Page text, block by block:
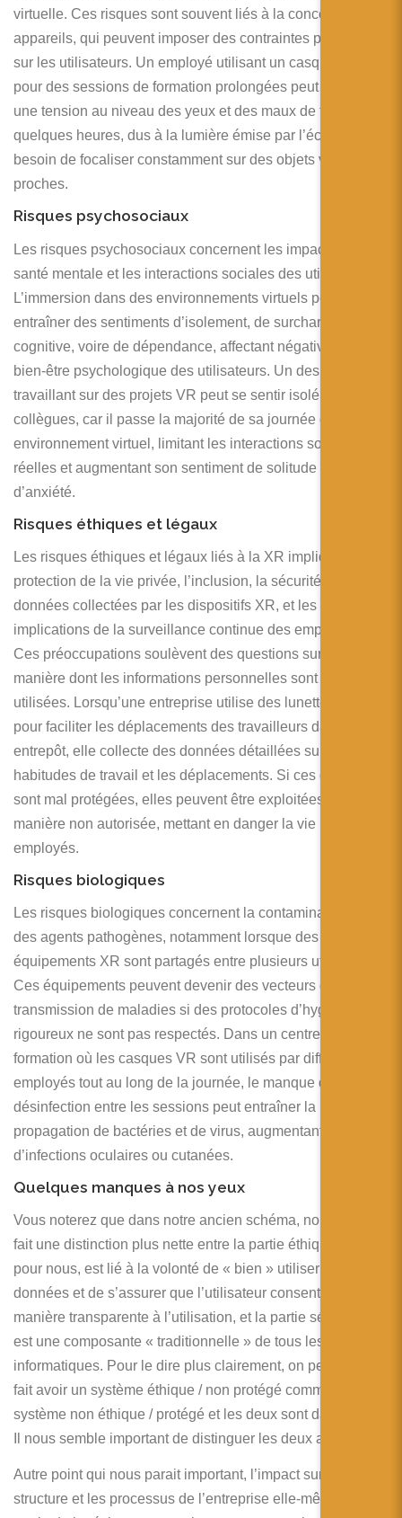
virtuelle. Ces risques sont souvent liés à la conception des
appareils, qui peuvent imposer des contraintes physiques
sur les utilisateurs. Un employé utilisant un casque VR
pour des sessions de formation prolongées peut ressentir
une tension au niveau des yeux et des maux de tête après
quelques heures, dus à la lumière émise par l’écran et au
besoin de focaliser constamment sur des objets virtuels
proches.
Risques psychosociaux
Les risques psychosociaux concernent les impacts sur la
santé mentale et les interactions sociales des utilisateurs.
L’immersion dans des environnements virtuels peut
entraîner des sentiments d’isolement, de surcharge
cognitive, voire de dépendance, affectant négativement le
bien-être psychologique des utilisateurs. Un designer
travaillant sur des projets VR peut se sentir isolé de ses
collègues, car il passe la majorité de sa journée dans un
environnement virtuel, limitant les interactions sociales
réelles et augmentant son sentiment de solitude et
d’anxiété.
Risques éthiques et légaux
Les risques éthiques et légaux liés à la XR impliquent la
protection de la vie privée, l’inclusion, la sécurité des
données collectées par les dispositifs XR, et les
implications de la surveillance continue des employés.
Ces préoccupations soulèvent des questions sur la
manière dont les informations personnelles sont gérées et
utilisées. Lorsqu’une entreprise utilise des lunettes AR
pour faciliter les déplacements des travailleurs dans un
entrepôt, elle collecte des données détaillées sur les
habitudes de travail et les déplacements. Si ces données
sont mal protégées, elles peuvent être exploitées de
manière non autorisée, mettant en danger la vie privée des
employés.
Risques biologiques
Les risques biologiques concernent la contamination par
des agents pathogènes, notamment lorsque des
équipements XR sont partagés entre plusieurs utilisateurs.
Ces équipements peuvent devenir des vecteurs de
transmission de maladies si des protocoles d’hygiène
rigoureux ne sont pas respectés. Dans un centre de
formation où les casques VR sont utilisés par différents
employés tout au long de la journée, le manque de
désinfection entre les sessions peut entraîner la
propagation de bactéries et de virus, augmentant le risque
d’infections oculaires ou cutanées.
Quelques manques à nos yeux
Vous noterez que dans notre ancien schéma, nous avions
fait une distinction plus nette entre la partie éthique qui,
pour nous, est lié à la volonté de « bien » utiliser les
données et de s’assurer que l’utilisateur consente de
manière transparente à l’utilisation, et la partie sécurité qui
est une composante « traditionnelle » de tous les systèmes
informatiques. Pour le dire plus clairement, on peut tout à
fait avoir un système éthique / non protégé comme un
système non éthique / protégé et les deux sont dangereux.
Il nous semble important de distinguer les deux aspects.
Autre point qui nous parait important, l’impact sur la
structure et les processus de l’entreprise elle-même. Une